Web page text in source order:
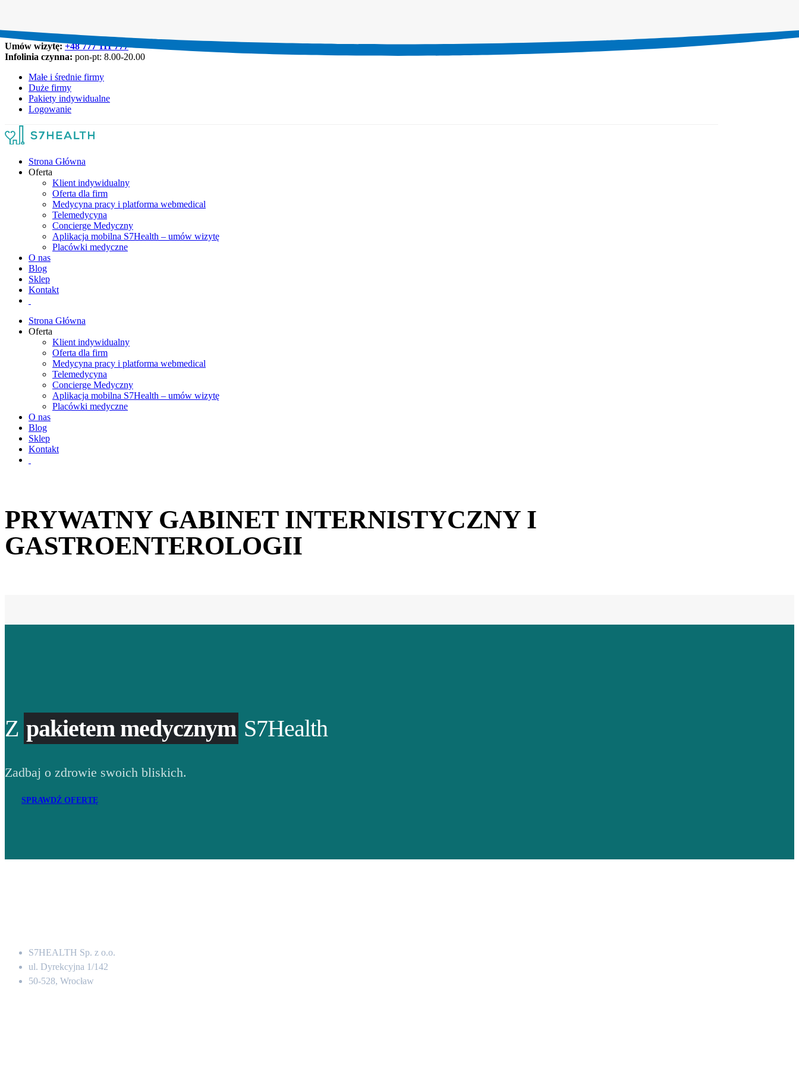
Umów wizytę:+48 777 111 777
Infolinia czynna: pon-pt: 8.00-20.00
Małe i średnie firmy
Duże firmy
Pakiety indywidualne
Logowanie
Strona Główna
Oferta
Klient indywidualny
Oferta dla firm
Medycyna pracy i platforma webmedical
Telemedycyna
Concierge Medyczny
Aplikacja mobilna S7Health – umów wizytę
Placówki medyczne
O nas
Blog
Sklep
Kontakt
Strona Główna
Oferta
Klient indywidualny
Oferta dla firm
Medycyna pracy i platforma webmedical
Telemedycyna
Concierge Medyczny
Aplikacja mobilna S7Health – umów wizytę
Placówki medyczne
O nas
Blog
Sklep
Kontakt
PRYWATNY GABINET INTERNISTYCZNY I
GASTROENTEROLOGII
Z pakietem medycznym S7Health
Zadbaj o zdrowie swoich bliskich.
SPRAWDŹ OFERTĘ
S7HEALTH Sp. z o.o.
ul. Dyrekcyjna 1/142
50-528, Wrocław